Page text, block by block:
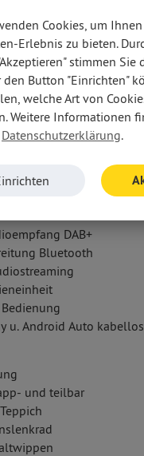
DAB+
Bluetooth
u. Android Auto kabellos
und teilbar
Cookies, um
Erlebnis zu bieten.
stimmen Sie
den Button "Einrichten"
welche Art von
Weitere Informationen
Datenschutzerklärung.